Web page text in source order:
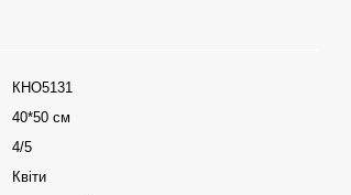
КНО5131
40*50 см
4/5
Квіти